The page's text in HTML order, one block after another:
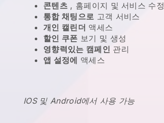
콘텐츠, 홈페이지 및 서비스 수정
통합 채팅으로 고객 서비스
개인 캘린더 액세스
할인 쿠폰 보기 및 생성
영향력있는 캠페인 관리
앱 설정에 액세스
IOS 및 Android에서 사용 가능